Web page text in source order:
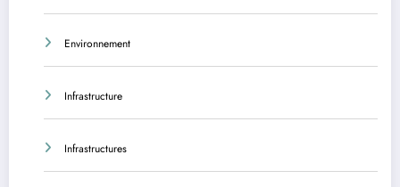
Environnement
Infrastructure
Infrastructures